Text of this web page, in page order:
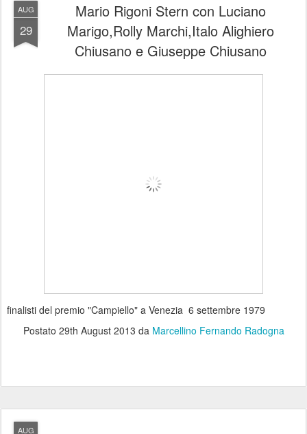
AUG
29
Mario Rigoni Stern con Luciano
Marigo,Rolly Marchi,Italo Alighiero
Chiusano e Giuseppe Chiusano
finalisti del premio "Campiello" a Venezia 6 settembre 1979
Postato 29th August 2013 da Marcellino Fernando Radogna
AUG